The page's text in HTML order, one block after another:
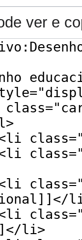
ver e